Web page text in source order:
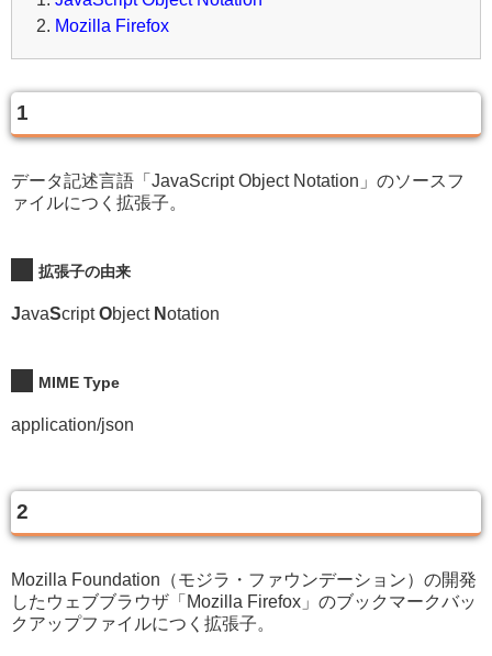
Mozilla Firefox
1
データ記述言語「JavaScript Object Notation」のソースフ
ァイルにつく拡張子。
拡張子の由来
JavaScriptObject Notation
MIME Type
application/json
2
Mozilla Foundation（モジラ・ファウンデーション）の開発
したウェブブラウザ「Mozilla Firefox」のブックマークバッ
クアップファイルにつく拡張子。